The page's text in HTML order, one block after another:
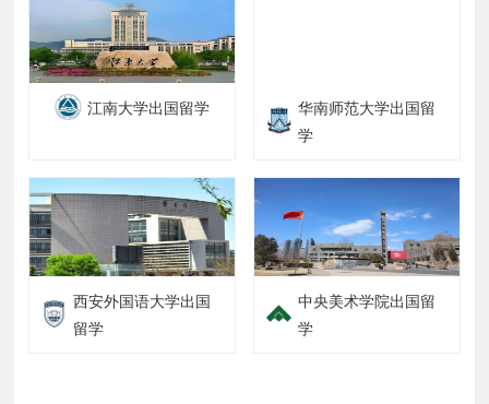
江南大学出国留学
华南师范大学出国留
学
西安外国语大学出国
留学
中央美术学院出国留
学